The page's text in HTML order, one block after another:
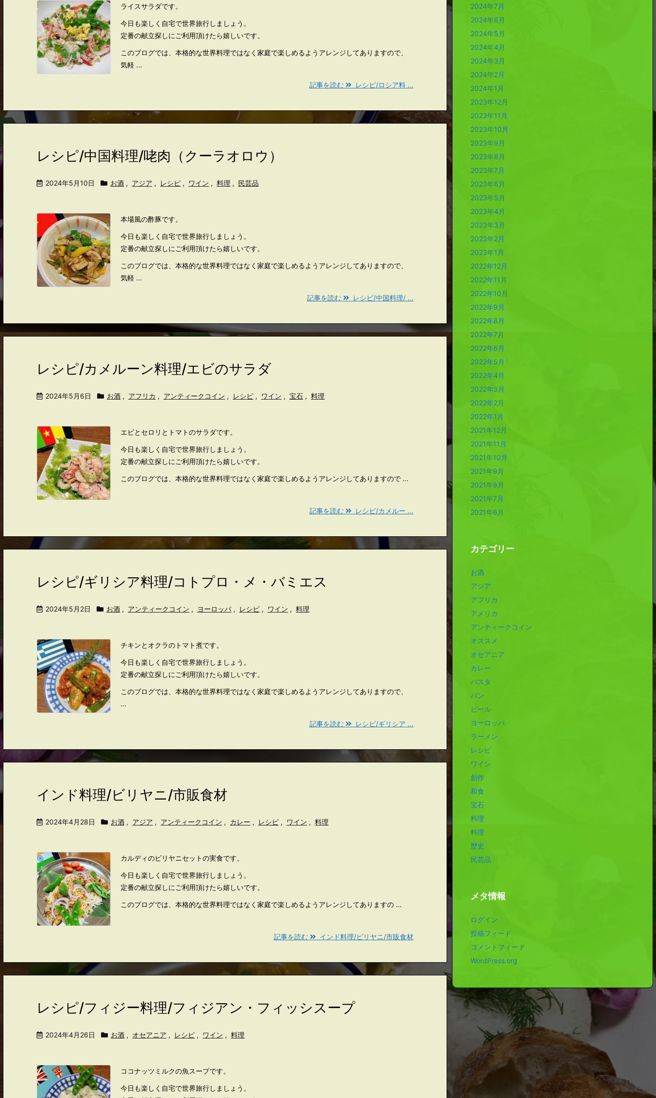
ライスサラダです。
今日も楽しく自宅で世界旅行しましょう。
定番の献立探しにご利用頂けたら嬉しいです。
このブログでは、本格的な世界料理ではなく家庭で楽しめるようアレンジしてありますので、
気軽 ...
記事を読む レシピ/ロシア料 ...
レシピ/中国料理/咾肉（クーラオロウ）
2024年5月10日 お酒 , アジア , レシピ , ワイン , 料理 , 民芸品
本場風の酢豚です。
今日も楽しく自宅で世界旅行しましょう。
定番の献立探しにご利用頂けたら嬉しいです。
このブログでは、本格的な世界料理ではなく家庭で楽しめるようアレンジしてありますので、
気軽 ...
記事を読む レシピ/中国料理/ ...
レシピ/カメルーン料理/エビのサラダ
2024年5月6日 お酒 , アフリカ , アンティークコイン , レシピ , ワイン , 宝石 , 料理
エビとセロリとトマトのサラダです。
今日も楽しく自宅で世界旅行しましょう。
定番の献立探しにご利用頂けたら嬉しいです。
このブログでは、本格的な世界料理ではなく家庭で楽しめるようアレンジしてありますので ...
記事を読む レシピ/カメルー ...
レシピ/ギリシア料理/コトプロ・メ・バミエス
2024年5月2日 お酒 , アンティークコイン , ヨーロッパ , レシピ , ワイン , 料理
チキンとオクラのトマト煮です。
今日も楽しく自宅で世界旅行しましょう。
定番の献立探しにご利用頂けたら嬉しいです。
このブログでは、本格的な世界料理ではなく家庭で楽しめるようアレンジしてありますので、
...
記事を読む レシピ/ギリシア ...
インド料理/ビリヤニ/市販食材
2024年4月28日 お酒 , アジア , アンティークコイン , カレー , レシピ , ワイン , 料理
カルディのビリヤニセットの実食です。
今日も楽しく自宅で世界旅行しましょう。
定番の献立探しにご利用頂けたら嬉しいです。
このブログでは、本格的な世界料理ではなく家庭で楽しめるようアレンジしてありますの ...
記事を読む インド料理/ビリヤニ/市販食材
レシピ/フィジー料理/フィジアン・フィッシスープ
2024年4月26日 お酒 , オセアニア , レシピ , ワイン , 料理
ココナッツミルクの魚スープです。
今日も楽しく自宅で世界旅行しましょう。
2024年7月
2024年6月
2024年5月
2024年4月
2024年3月
2024年2月
2024年1月
2023年12月
2023年11月
2023年10月
2023年9月
2023年8月
2023年7月
2023年6月
2023年5月
2023年4月
2023年3月
2023年2月
2023年1月
2022年12月
2022年11月
2022年10月
2022年9月
2022年8月
2022年7月
2022年6月
2022年5月
2022年4月
2022年3月
2022年2月
2022年1月
2021年12月
2021年11月
2021年10月
2021年9月
2021年8月
2021年7月
2021年6月
カテゴリー
お酒
アジア
アフリカ
アメリカ
アンティークコイン
オススメ
オセアニア
カレー
パスタ
パン
ビール
ヨーロッパ
ラーメン
レシピ
ワイン
創作
和食
宝石
料理
料理
歴史
民芸品
メタ情報
ログイン
投稿フィード
コメントフィード
WordPress.org